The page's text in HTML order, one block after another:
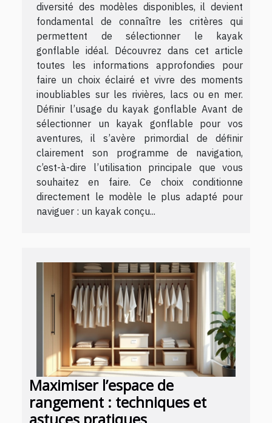
diversité des modèles disponibles, il devient
fondamental de connaître les critères qui
permettent de sélectionner le kayak
gonflable idéal. Découvrez dans cet article
toutes les informations approfondies pour
faire un choix éclairé et vivre des moments
inoubliables sur les rivières, lacs ou en mer.
Définir l’usage du kayak gonflable Avant de
sélectionner un kayak gonflable pour vos
aventures, il s’avère primordial de définir
clairement son programme de navigation,
c’est-à-dire l’utilisation principale que vous
souhaitez en faire. Ce choix conditionne
directement le modèle le plus adapté pour
naviguer : un kayak conçu...
Maximiser l’espace de
rangement : techniques et